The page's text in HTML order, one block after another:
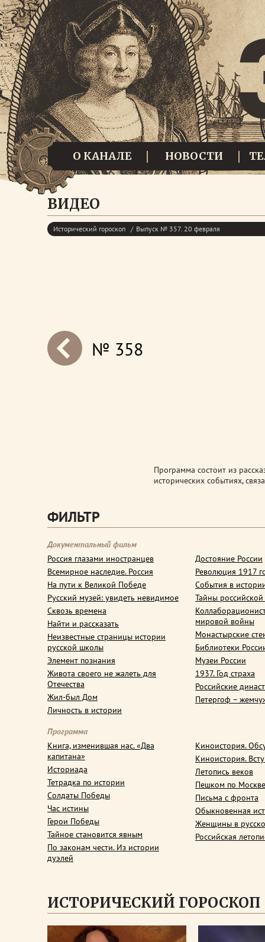
О КАНАЛЕ НОВОСТИ
ВИДЕО
Исторический гороскоп Выпуск № 357. 20 февраля
next№ 358
Программа состоит из
исторических событиях,
ФИЛЬТР
Документальный фильм
Россия глазами иностранцев
Всемирное наследие. Россия
На пути к Великой Победе
Русский музей: увидеть невидимое
Сквозь времена
Найти и рассказать
Неизвестные страницы истории
русской школы
Элемент познания
Живота своего не жалеть для
Отечества
Жил-был Дом
Личность в истории
Достояние России
Революция 1917
События в
Тайны
мировой войны
Монастырские
Библиотеки
Музеи России
1937. Год страха
Российские
Петергоф –
Программа
Книга, изменившая нас. «Два
капитана»
Историада
Тетрадка по истории
Солдаты Победы
Час истины
Герои Победы
Тайное становится явным
По законам чести. Из истории
дуэлей
Киноистория.
Киноистория.
Летопись веков
Пешком по Москве
Письма с фронта
Обыкновенная
Женщины в
Российская
ИСТОРИЧЕСКИЙ ГОРОСКОП